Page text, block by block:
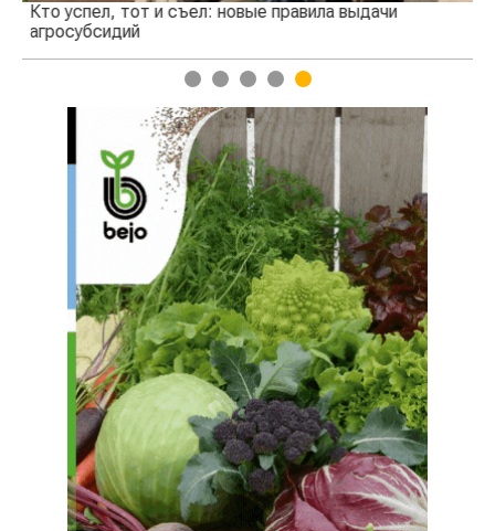
Кто успел, тот и съел: новые правила выдачи
агросубсидий
1 2 3 4 5